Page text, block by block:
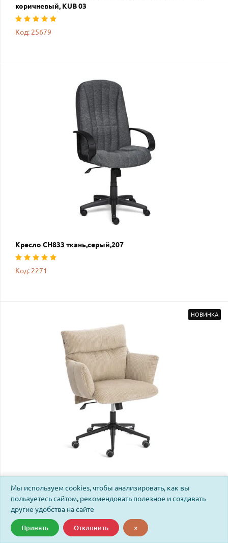
коричневый, KUB 03
Код: 25679
Кресло СН833 ткань,серый,207
Код: 2271
НОВИНКА
Кресло Флаффи/Fluffy вельвет, бежевый
Код: 26038
Мы используем cookies, чтобы анализировать, как вы
пользуетесь сайтом, рекомендовать полезное и создавать
другие удобства на сайте
Принять Отклонить ×